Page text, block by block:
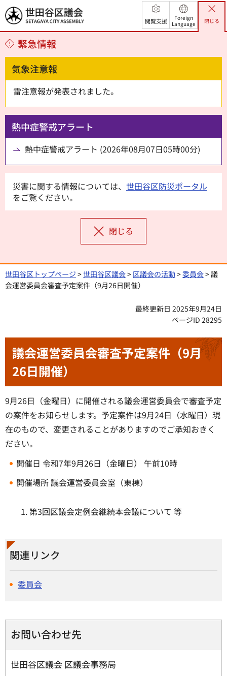
世田谷区議会
閲覧支援
Foreign
Language
閉じる
緊急情報
気象注意報
雷注意報が発表されました。
熱中症警戒アラート
熱中症警戒アラート (2026年08月07日05時00分)
災害に関する情報については、 世田谷区防災ポータル
をご覧ください。
閉じる
世田谷区トップページ >世田谷区議会> 区議会の活動>委員会> 議
会運営委員会審査予定案件（9月26日開催）
最終更新日 2025年9月24日
ページID 28295
議会運営委員会審査予定案件（9月
26日開催）
9月26日（金曜日）に開催される議会運営委員会で審査予定
の案件をお知らせします。予定案件は9月24日（水曜日）現
在のもので、変更されることがありますのでご承知おきく
ださい。
開催日 令和7年9月26日（金曜日） 午前10時
開催場所 議会運営委員会室（東棟）
第3回区議会定例会継続本会議について 等
関連リンク
委員会
お問い合わせ先
世田谷区議会 区議会事務局